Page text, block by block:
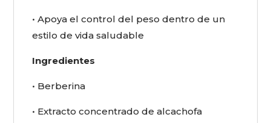
• Apoya el control del peso dentro de un
estilo de vida saludable
Ingredientes
• Berberina
• Extracto concentrado de alcachofa